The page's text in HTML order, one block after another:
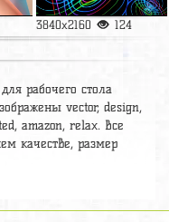
3840x2160 124
рабочего стола
vector, design,
amazon, relax. Все
качестве, размер
на нужную тему